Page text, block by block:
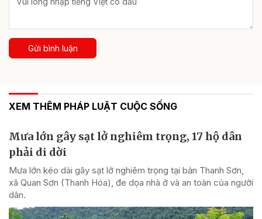
Gửi bình luận
XEM THÊM PHÁP LUẬT CUỘC SỐNG
Mưa lớn gây sạt lở nghiêm trọng, 17 hộ dân
phải di dời
Mưa lớn kéo dài gây sạt lở nghiêm trọng tại bản Thanh Sơn,
xã Quan Sơn (Thanh Hóa), đe dọa nhà ở và an toàn của người
dân.